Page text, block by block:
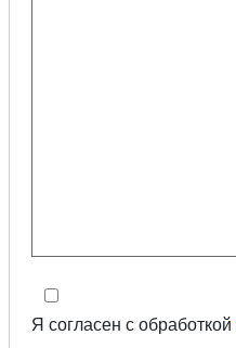
Я согласен с обработкой